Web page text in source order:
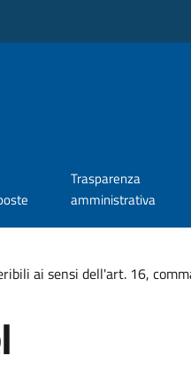
Trasparenza
amministrativa
ai sensi dell'art. 16,